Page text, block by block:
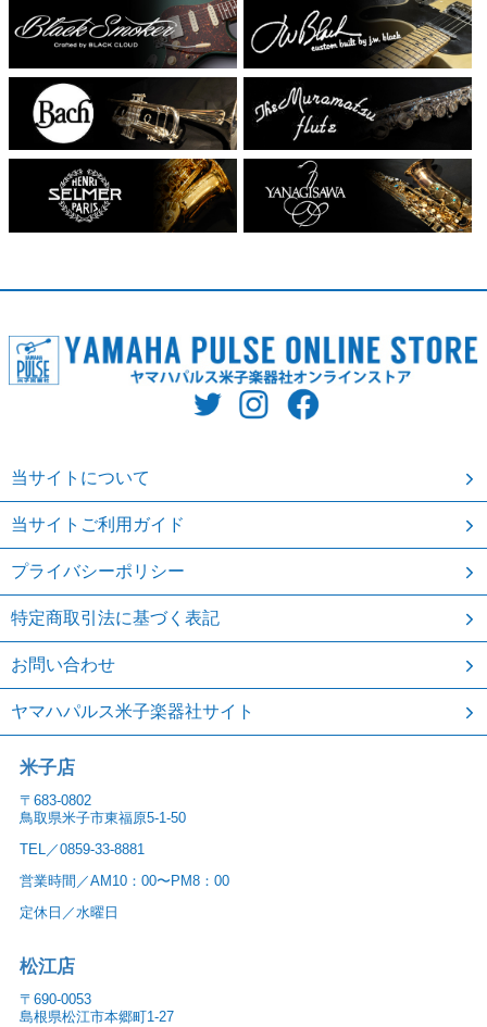
当サイトについて
当サイトご利用ガイド
プライバシーポリシー
特定商取引法に基づく表記
お問い合わせ
ヤマハパルス米子楽器社サイト
米子店
〒683-0802
鳥取県米子市東福原5-1-50
TEL／0859-33-8881
営業時間／AM10：00〜PM8：00
定休日／水曜日
松江店
〒690-0053
島根県松江市本郷町1-27